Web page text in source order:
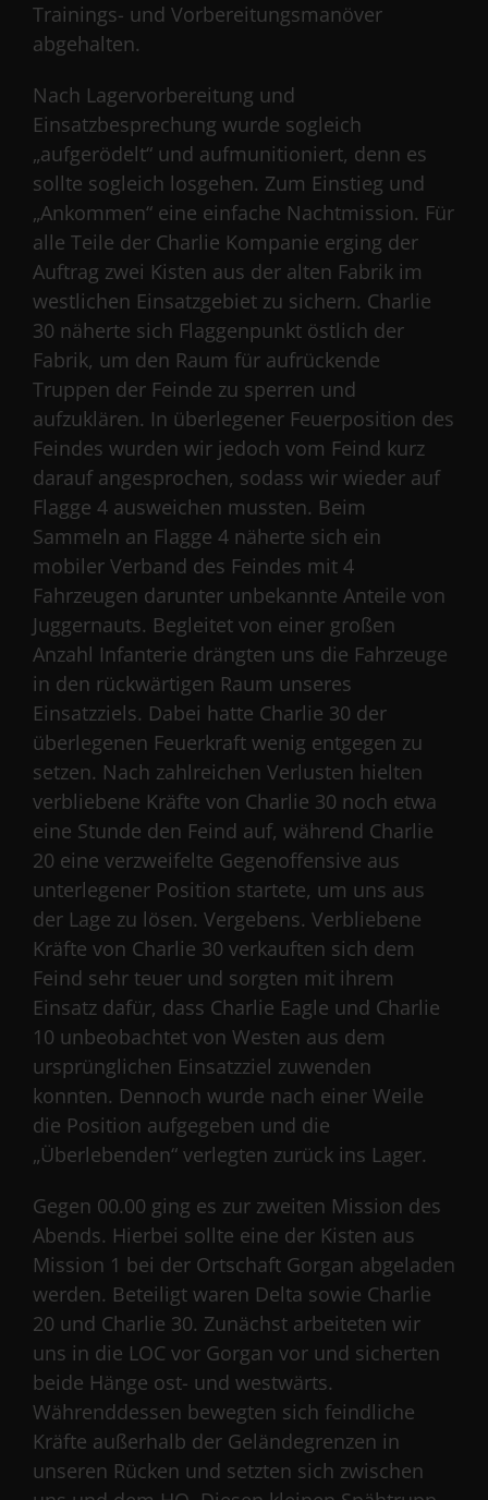
Trainings- und Vorbereitungsmanöver
abgehalten.
Nach Lagervorbereitung und
Einsatzbesprechung wurde sogleich
„aufgerödelt“ und aufmunitioniert, denn es
sollte sogleich losgehen. Zum Einstieg und
„Ankommen“ eine einfache Nachtmission. Für
alle Teile der Charlie Kompanie erging der
Auftrag zwei Kisten aus der alten Fabrik im
westlichen Einsatzgebiet zu sichern. Charlie
30 näherte sich Flaggenpunkt östlich der
Fabrik, um den Raum für aufrückende
Truppen der Feinde zu sperren und
aufzuklären. In überlegener Feuerposition des
Feindes wurden wir jedoch vom Feind kurz
darauf angesprochen, sodass wir wieder auf
Flagge 4 ausweichen mussten. Beim
Sammeln an Flagge 4 näherte sich ein
mobiler Verband des Feindes mit 4
Fahrzeugen darunter unbekannte Anteile von
Juggernauts. Begleitet von einer großen
Anzahl Infanterie drängten uns die Fahrzeuge
in den rückwärtigen Raum unseres
Einsatzziels. Dabei hatte Charlie 30 der
überlegenen Feuerkraft wenig entgegen zu
setzen. Nach zahlreichen Verlusten hielten
verbliebene Kräfte von Charlie 30 noch etwa
eine Stunde den Feind auf, während Charlie
20 eine verzweifelte Gegenoffensive aus
unterlegener Position startete, um uns aus
der Lage zu lösen. Vergebens. Verbliebene
Kräfte von Charlie 30 verkauften sich dem
Feind sehr teuer und sorgten mit ihrem
Einsatz dafür, dass Charlie Eagle und Charlie
10 unbeobachtet von Westen aus dem
ursprünglichen Einsatzziel zuwenden
konnten. Dennoch wurde nach einer Weile
die Position aufgegeben und die
„Überlebenden“ verlegten zurück ins Lager.
Gegen 00.00 ging es zur zweiten Mission des
Abends. Hierbei sollte eine der Kisten aus
Mission 1 bei der Ortschaft Gorgan abgeladen
werden. Beteiligt waren Delta sowie Charlie
20 und Charlie 30. Zunächst arbeiteten wir
uns in die LOC vor Gorgan vor und sicherten
beide Hänge ost- und westwärts.
Währenddessen bewegten sich feindliche
Kräfte außerhalb der Geländegrenzen in
unseren Rücken und setzten sich zwischen